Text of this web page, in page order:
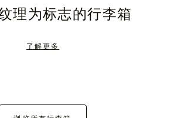
理为标志的行李箱
了解更多